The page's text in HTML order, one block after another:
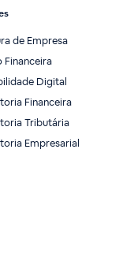
de Empresa
Financeira
Digital
Financeira
Tributária
Empresarial